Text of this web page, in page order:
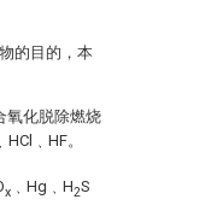
的目的，本
氧化脱除燃烧
。
x ﹑Hg﹑H2S